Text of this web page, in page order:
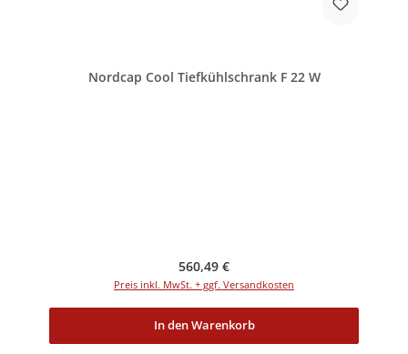
Nordcap Cool Tiefkühlschrank F 22 W
Regulärer Preis:
560,49 €
Preis inkl. MwSt. + ggf. Versandkosten
In den Warenkorb